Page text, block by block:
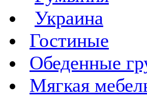
Украина
Гостиные
Обеденные
Мягкая